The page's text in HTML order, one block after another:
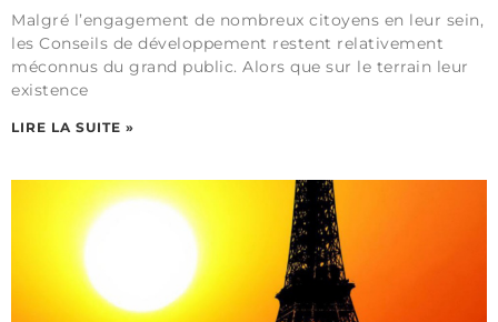
Malgré l’engagement de nombreux citoyens en leur sein,
les Conseils de développement restent relativement
méconnus du grand public. Alors que sur le terrain leur
existence
LIRE LA SUITE »